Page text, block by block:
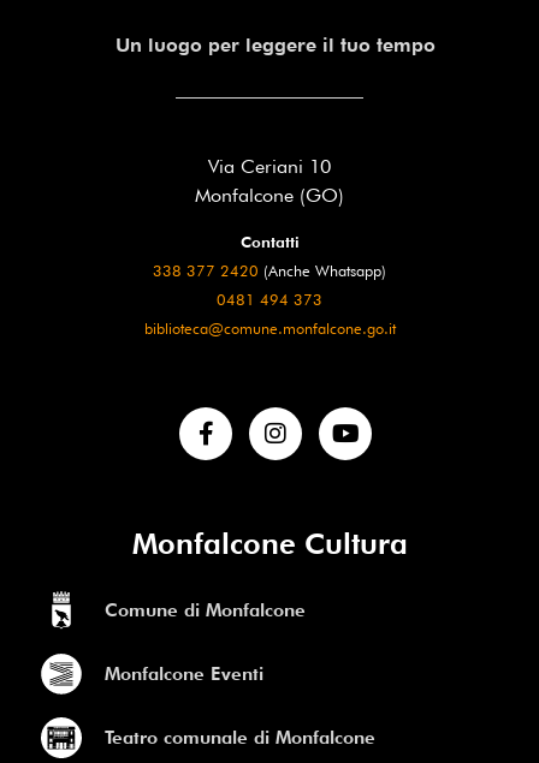
Un luogo per leggere il tuo tempo
Via Ceriani 10
Monfalcone (GO)
Contatti
338 377 2420 (Anche Whatsapp)
0481 494 373
biblioteca@comune.monfalcone.go.it
Monfalcone Cultura
Comune di Monfalcone
Monfalcone Eventi
Teatro comunale di Monfalcone